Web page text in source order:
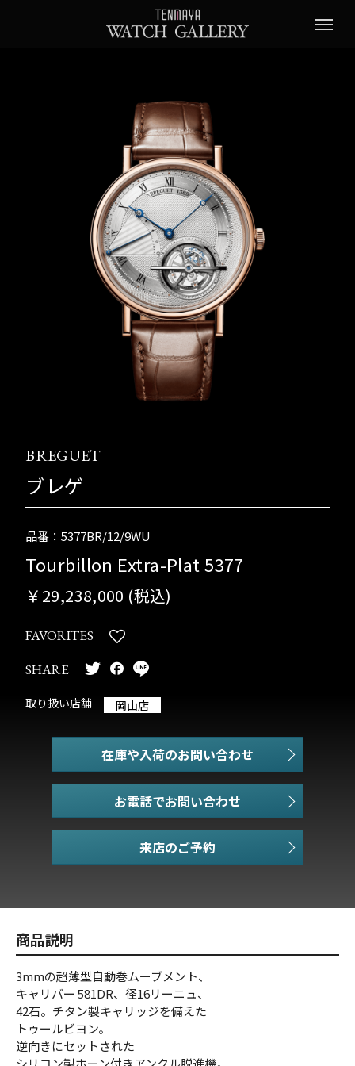
BREGUET
ブレゲ
品番：5377BR/12/9WU
Tourbillon Extra-Plat 5377
￥29,238,000 (税込)
FAVORITES
SHARE
取り扱い店舗 岡山店
在庫や入荷のお問い合わせ
お電話でお問い合わせ
商品説明
3mmの超薄型自動巻ムーブメント、
キャリバー 581DR、径16リーニュ、
42石。チタン製キャリッジを備えた
トゥールビヨン。
逆向きにセットされた